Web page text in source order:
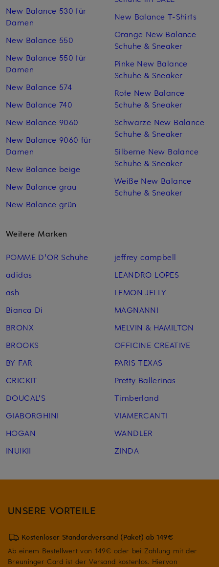
New Balance 530 für
Damen
New Balance 550
New Balance 550 für
Damen
New Balance 574
New Balance 740
New Balance 9060
New Balance 9060 für
Damen
New Balance beige
New Balance grau
New Balance grün
New Balance T-Shirts
Orange New Balance
Schuhe & Sneaker
Pinke New Balance
Schuhe & Sneaker
Rote New Balance
Schuhe & Sneaker
Schwarze New Balance
Schuhe & Sneaker
Silberne New Balance
Schuhe & Sneaker
Weiße New Balance
Schuhe & Sneaker
Weitere Marken
POMME D'OR Schuhe
adidas
ash
Bianca Di
BRONX
BROOKS
BY FAR
CRICKIT
DOUCAL'S
GIABORGHINI
HOGAN
INUIKII
jeffrey campbell
LEANDRO LOPES
LEMON JELLY
MAGNANNI
MELVIN & HAMILTON
OFFICINE CREATIVE
PARIS TEXAS
Pretty Ballerinas
Timberland
VIAMERCANTI
WANDLER
ZINDA
UNSERE VORTEILE
Kostenloser Standardversand (Paket) ab 149€
Ab einem Bestellwert von 149€ oder bei Zahlung mit der
Breuninger Card ist der Versand kostenlos. Hiervon